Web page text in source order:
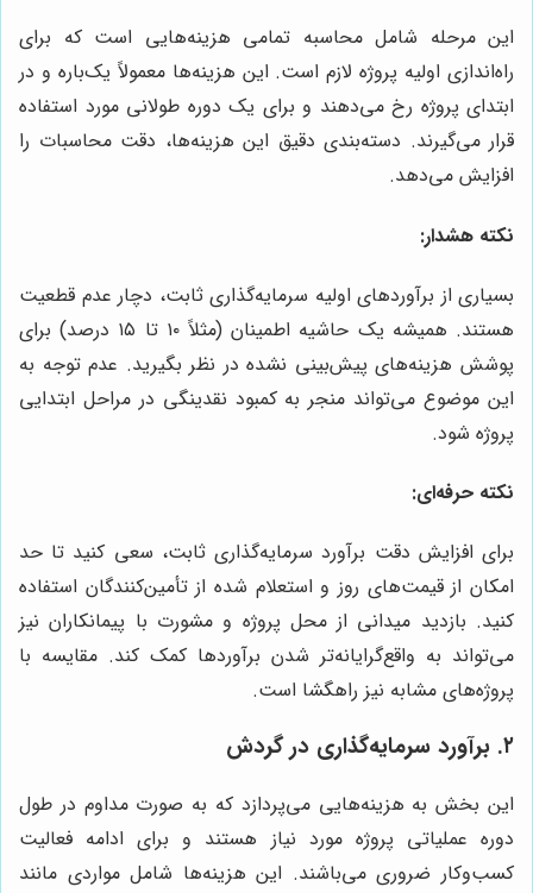
این مرحله شامل محاسبه تمامی هزینه‌هایی است که برای
راه‌اندازی اولیه پروژه لازم است. این هزینه‌ها معمولاً یک‌باره و در
ابتدای پروژه رخ می‌دهند و برای یک دوره طولانی مورد استفاده
قرار می‌گیرند. دسته‌بندی دقیق این هزینه‌ها، دقت محاسبات را
افزایش می‌دهد.
نکته هشدار:
بسیاری از برآوردهای اولیه سرمایه‌گذاری ثابت، دچار عدم قطعیت
هستند. همیشه یک حاشیه اطمینان (مثلاً ۱۰ تا ۱۵ درصد) برای
پوشش هزینه‌های پیش‌بینی نشده در نظر بگیرید. عدم توجه به
این موضوع می‌تواند منجر به کمبود نقدینگی در مراحل ابتدایی
پروژه شود.
نکته حرفه‌ای:
برای افزایش دقت برآورد سرمایه‌گذاری ثابت، سعی کنید تا حد
امکان از قیمت‌های روز و استعلام شده از تأمین‌کنندگان استفاده
کنید. بازدید میدانی از محل پروژه و مشورت با پیمانکاران نیز
می‌تواند به واقع‌گرایانه‌تر شدن برآوردها کمک کند. مقایسه با
پروژه‌های مشابه نیز راهگشا است.
۲. برآورد سرمایه‌گذاری در گردش
این بخش به هزینه‌هایی می‌پردازد که به صورت مداوم در طول
دوره عملیاتی پروژه مورد نیاز هستند و برای ادامه فعالیت
کسب‌وکار ضروری می‌باشند. این هزینه‌ها شامل مواردی مانند